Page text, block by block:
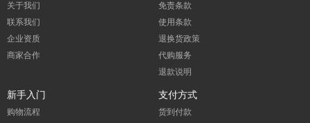
关于我们
联系我们
企业资质
商家合作
免责条款
使用条款
退换货政策
代购服务
退款说明
新手入门
购物流程
支付方式
货到付款